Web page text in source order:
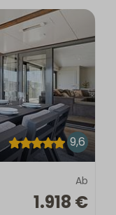
9,6
Ab
1.918 €